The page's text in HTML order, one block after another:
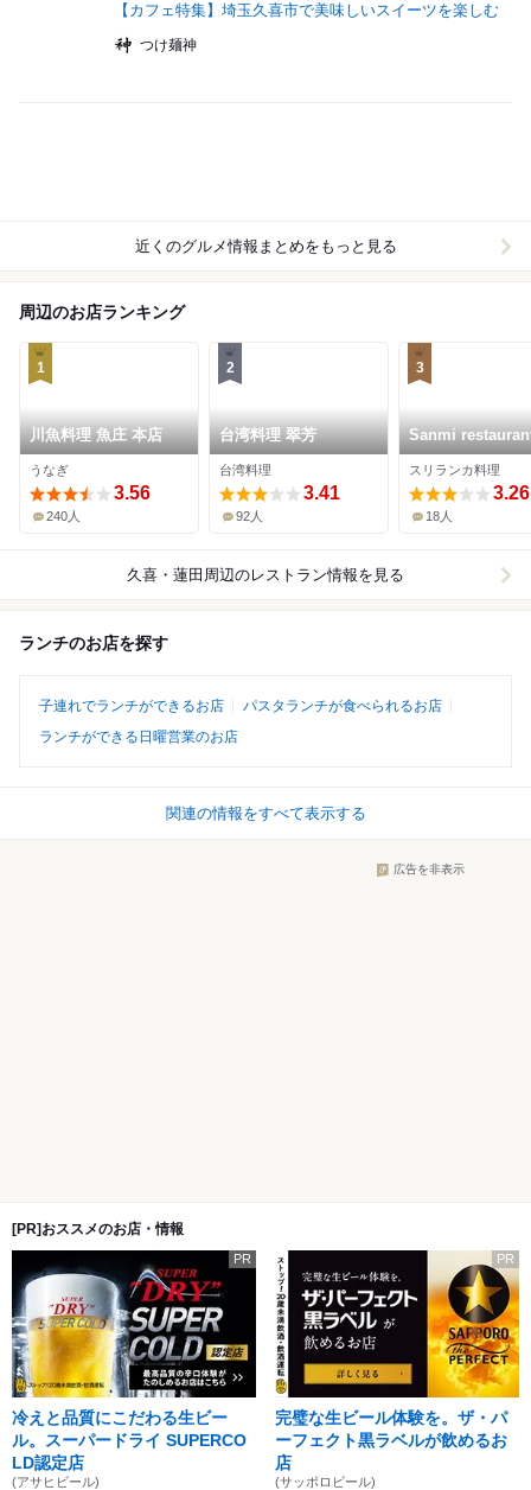
【カフェ特集】埼玉久喜市で美味しいスイーツを楽しむ
つけ麺神
近くのグルメ情報まとめをもっと見る
周辺のお店ランキング
1
川魚料理 魚庄 本店
うなぎ
3.56
240人
2
台湾料理 翠芳
台湾料理
3.41
92人
3
Sanmi
bar
スリランカ料理
3.26
18人
久喜・蓮田周辺のレストラン情報を見る
ランチのお店を探す
子連れでランチができるお店
パスタランチが食べられるお店
ランチができる日曜営業のお店
関連の情報をすべて表示する
広告を非表示
[PR]おススメのお店・情報
PR
冷えと品質にこだわる生ビー
ル。スーパードライ SUPERCO
LD認定店
(アサヒビール)
PR
完璧な生ビール体験を。ザ・パ
ーフェクト黒ラベルが飲めるお
店
(サッポロビール)